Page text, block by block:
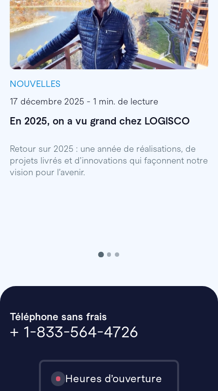
NOUVELLES
17 décembre 2025 - 1 min. de lecture
En 2025, on a vu grand chez LOGISCO
Retour sur 2025 : une année de réalisations, de
projets livrés et d’innovations qui façonnent notre
vision pour l’avenir.
Téléphone sans frais
+ 1-833-564-4726
Heures d’ouverture